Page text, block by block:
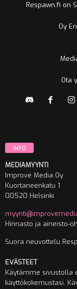
Respawn.fi on
Oy
Ota
INFO
MEDIAMYYNTI
Improve Media Oy
Kuortaneenkatu 1
00520 Helsinki
Hinnasto ja aineisto-
Suora neuvottelu
EVÄSTEET
Käytämme sivustolla
käyttökokemustasi.